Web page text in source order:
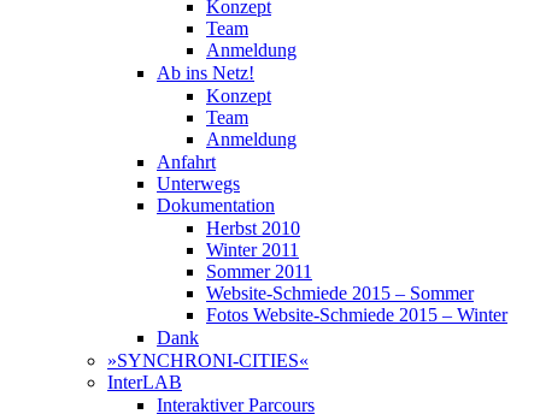
Konzept
Team
Anmeldung
Ab ins Netz!
Konzept
Team
Anmeldung
Anfahrt
Unterwegs
Dokumentation
Herbst 2010
Winter 2011
Sommer 2011
Website-Schmiede 2015 – Sommer
Fotos Website-Schmiede 2015 – Winter
Dank
»SYNCHRONI-CITIES«
InterLAB
Interaktiver Parcours